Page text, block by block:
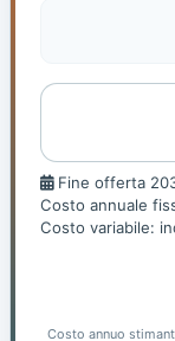
Fine
offerta
Fine offerta
Costo annuale
Costo variabile:
Costo annuo